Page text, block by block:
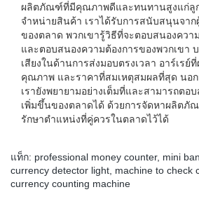
ผลิตภัณฑ์ที่มีคุณภาพดีและทนทานสูงแก่ลู
จำหน่ายสินค้า เราได้รับการสนับสนุนจา
ของตลาด พวกเขารู้วิธีที่จะตอบสนองควา
และตอบสนองความต้องการของพวกเขา
เสียงในด้านการส่งมอบตรงเวลา อาร์เรย์
คุณภาพ และราคาที่สมเหตุสมผลที่สุด นอ
เรายังพยายามอย่างเต็มที่และสามารถตอ
เพิ่มขึ้นของตลาดได้ ด้วยการจัดหาผลิตภั
รักษาตำแหน่งที่คู่ควรในตลาดไว้ได้
แท็ก: professional money counter, mini
currency detector light machine to check
currency counting machine